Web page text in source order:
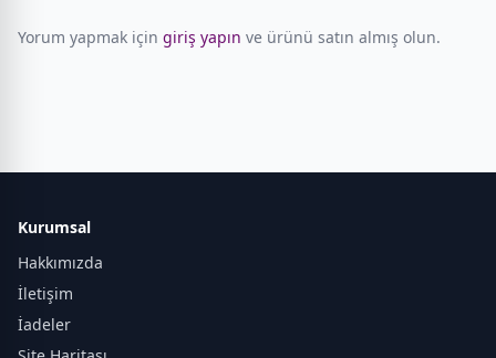
Yorum yapmak için giriş yapın ve ürünü satın almış olun.
Kurumsal
Hakkımızda
İletişim
İadeler